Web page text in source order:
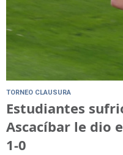
TORNEO CLAUSURA
Estudiantes
Ascacíbar le dio
1-0